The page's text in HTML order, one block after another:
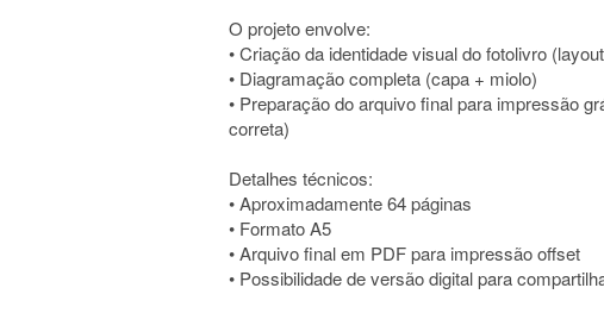
O projeto envolve:
• Criação da identidade visual do fotolivro
• Diagramação completa (capa + miolo)
• Preparação do arquivo final para impressão
correta)
Detalhes técnicos:
• Aproximadamente 64 páginas
• Formato A5
• Arquivo final em PDF para impressão offset
• Possibilidade de versão digital para